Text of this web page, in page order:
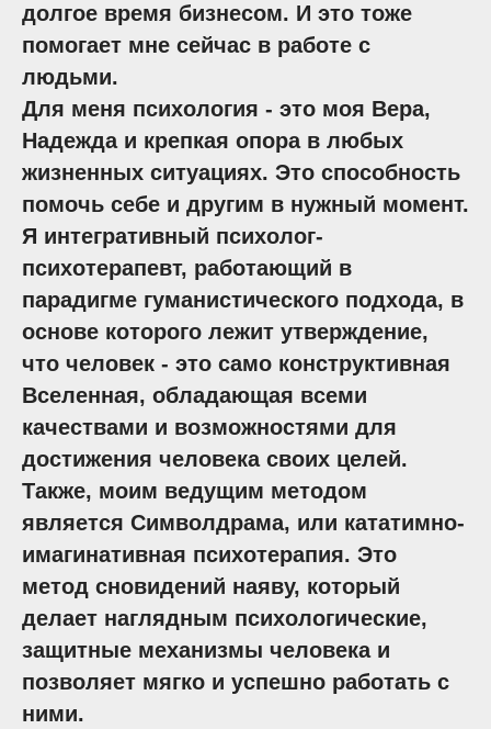
долгое время бизнесом. И это тоже
помогает мне сейчас в работе с
людьми.
Для меня психология - это моя Вера,
Надежда и крепкая опора в любых
жизненных ситуациях. Это способность
помочь себе и другим в нужный момент.
Я интегративный психолог-
психотерапевт, работающий в
парадигме гуманистического подхода, в
основе которого лежит утверждение,
что человек - это само конструктивная
Вселенная, обладающая всеми
качествами и возможностями для
достижения человека своих целей.
Также, моим ведущим методом
является Символдрама, или кататимно-
имагинативная психотерапия. Это
метод сновидений наяву, который
делает наглядным психологические,
защитные механизмы человека и
позволяет мягко и успешно работать с
ними.